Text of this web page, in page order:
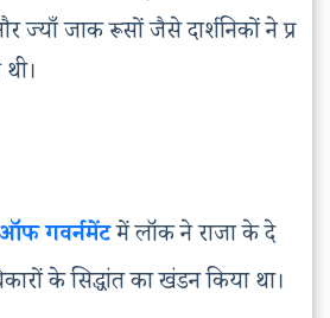
जाक रूसों जैसे दार्शनिकों ने प्र
ऑफ गवर्नमेंटमें लॉक ने राजा के दे
के सिद्धांत का खंडन किया था।